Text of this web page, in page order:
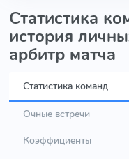
Статистика
история
арбитр матча
Статистика команд
Очные встречи
Коэффициенты